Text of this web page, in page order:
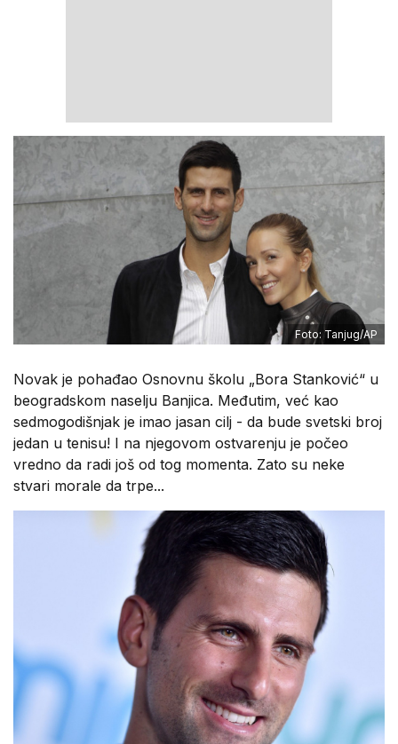
Foto: Tanjug/AP
Novak je pohađao Osnovnu školu „Bora Stanković“ u
beogradskom naselju Banjica. Međutim, već kao
sedmogodišnjak je imao jasan cilj - da bude svetski broj
jedan u tenisu! I na njegovom ostvarenju je počeo
vredno da radi još od tog momenta. Zato su neke
stvari morale da trpe...